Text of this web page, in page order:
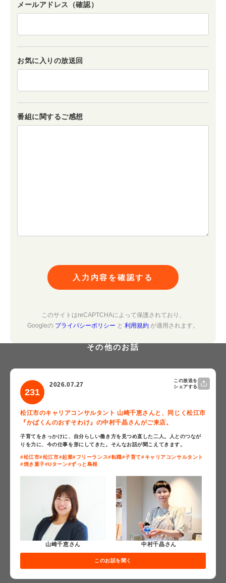
メールアドレス（確認）
お気に入りの放送回
番組に関するご感想
入力内容を確認する
このサイトはreCAPTCHAによって保護されており、
Googleの プライバシーポリシー と 利用規約 が適用されます。
その他のお話
231
2026.07.27
松江市のキャリアコンサルタント 山崎千恵さんと、同じく松江市
『かばくんのおすそわけ』の中村千晶さんがご来店。
子育てをきっかけに、自分らしい働き方を見つめ直した二人。人とのつなが
りを力に、今の仕事を形にしてきた。そんなお話が聞こえてきます。
#松江市#松江市#起業#フリーランス#転職#子育て#キャリアコンサルタント
#焼き菓子#Uターン#ずっと島根
このお話を聞く
山崎千恵さん 中村千晶さん
この放送を
シェアする